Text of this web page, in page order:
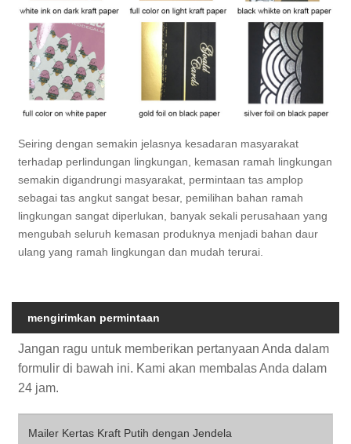
Seiring dengan semakin jelasnya kesadaran masyarakat
terhadap perlindungan lingkungan, kemasan ramah lingkungan
semakin digandrungi masyarakat, permintaan tas amplop
sebagai tas angkut sangat besar, pemilihan bahan ramah
lingkungan sangat diperlukan, banyak sekali perusahaan yang
mengubah seluruh kemasan produknya menjadi bahan daur
ulang yang ramah lingkungan dan mudah terurai.
mengirimkan permintaan
Jangan ragu untuk memberikan pertanyaan Anda dalam
formulir di bawah ini. Kami akan membalas Anda dalam
24 jam.